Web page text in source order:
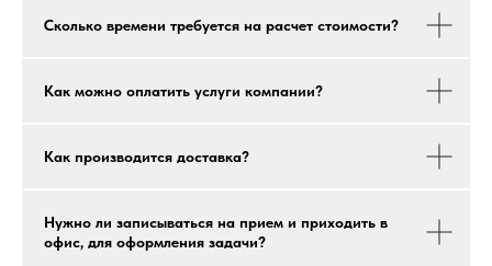
Сколько времени требуется на расчет стоимости?
Как можно оплатить услуги компании?
Как производится доставка?
Нужно ли записываться на прием и приходить в
офис, для оформления задачи?